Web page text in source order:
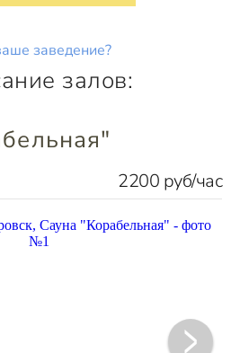
заведение?
залов:
2200 руб/час